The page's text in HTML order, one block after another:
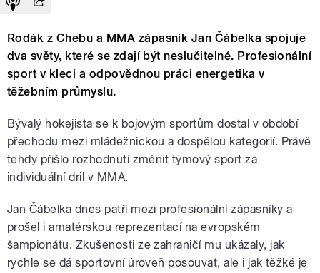
Rodák z Chebu a MMA zápasník Jan Čábelka spojuje
dva světy, které se zdají být neslučitelné. Profesionální
sport v kleci a odpovědnou práci energetika v
těžebním průmyslu.
Bývalý hokejista se k bojovým sportům dostal v období
přechodu mezi mládežnickou a dospělou kategorií. Právě
tehdy přišlo rozhodnutí změnit týmový sport za
individuální dril v MMA.
Jan Čábelka dnes patří mezi profesionální zápasníky a
prošel i amatérskou reprezentací na evropském
šampionátu. Zkušenosti ze zahraničí mu ukázaly, jak
rychle se dá sportovní úroveň posouvat, ale i jak těžké je